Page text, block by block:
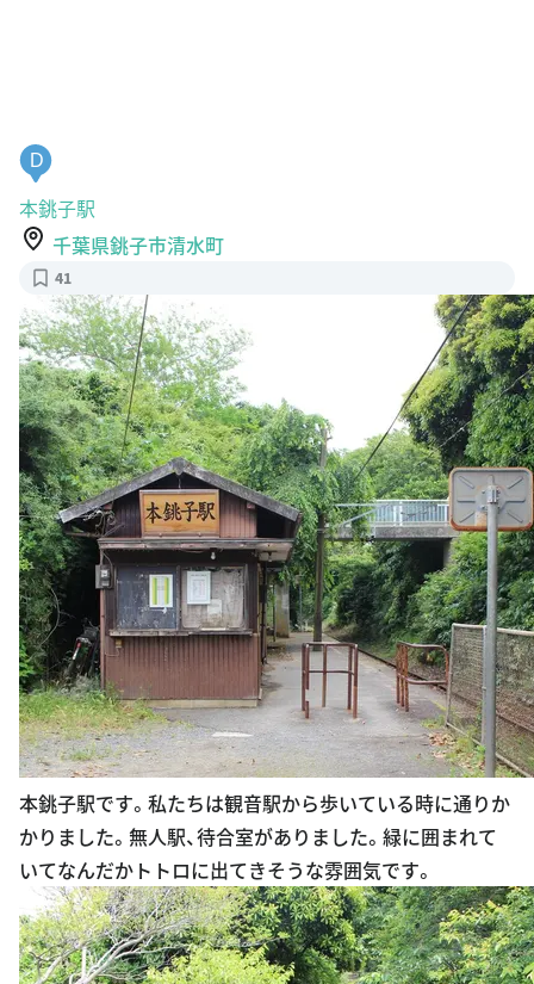
本銚子駅
千葉県銚子市清水町
41
本銚子駅です。私たちは観音駅から歩いている時に通りか
かりました。無人駅、待合室がありました。緑に囲まれて
いてなんだかトトロに出てきそうな雰囲気です。